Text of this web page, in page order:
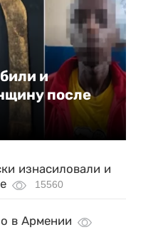
и
после
изнасиловали и
15560
в Армении